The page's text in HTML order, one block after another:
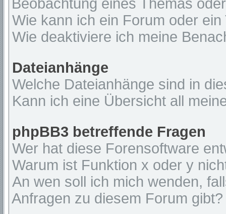
Beobachtung eines Themas
Wie kann ich ein Forum oder
Wie deaktiviere ich meine
Dateianhänge
Welche Dateianhänge sind in
Kann ich eine Übersicht all
phpBB3 betreffende Fragen
Wer hat diese Forensoftware
Warum ist Funktion x oder y
An wen soll ich mich wenden,
Anfragen zu diesem Forum gibt?